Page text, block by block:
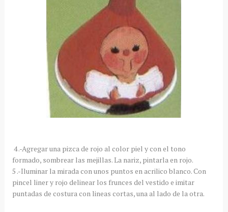
4 .-Agregar una pizca de rojo al color piel y con el tono
formado, sombrear las mejillas. La nariz, pintarla en rojo.
5 .-Iluminar la mirada con unos puntos en acrilico blanco. Con
pincel liner y rojo delinear los frunces del vestido e imitar
puntadas de costura con lineas cortas, una al lado de la otra.